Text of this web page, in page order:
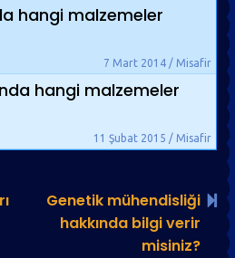
hangi malzemeler
7 Mart 2014 / Misafir
hangi malzemeler
11 Şubat 2015 / Misafir
Genetik mühendisliği
hakkında bilgi verir
misiniz?